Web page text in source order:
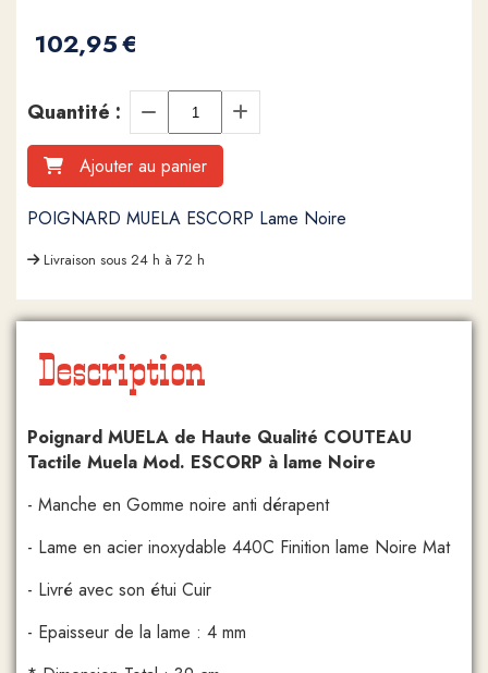
102,95€
Quantité :
Ajouter au panier
POIGNARD MUELA ESCORP Lame Noire
Livraison sous 24 h à 72 h
Description
Poignard MUELA de Haute Qualité COUTEAU
Tactile Muela Mod. ESCORP à lame Noire
- Manche en Gomme noire anti dérapent
- Lame en acier inoxydable 440C Finition lame Noire Mat
- Livré avec son étui Cuir
- Epaisseur de la lame : 4 mm